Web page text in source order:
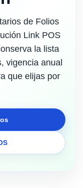
de Folios
Link POS
la lista
vigencia anual
que elijas por